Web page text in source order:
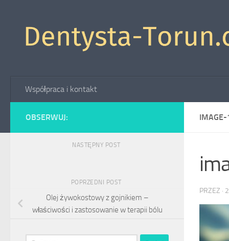
Współpraca i kontakt
PRZEZ ·
OBSERWUJ:
NASTĘPNY POST
POPRZEDNI POST
Olej żywokostowy z gojnikiem –
właściwości i zastosowanie w terapii bólu